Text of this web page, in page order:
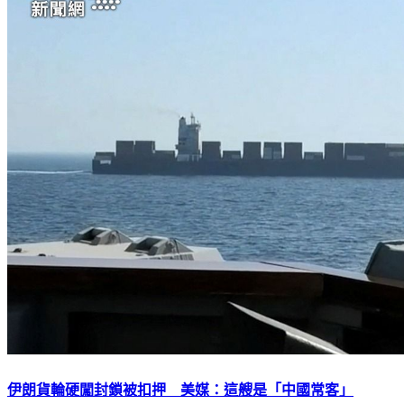
伊朗貨輪硬闖封鎖被扣押 美媒：這艘是「中國常客」